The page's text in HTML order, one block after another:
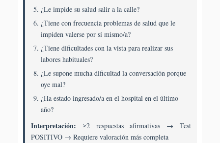
¿Le impide su salud salir a la calle?
¿Tiene con frecuencia problemas de salud que le
impiden valerse por sí mismo/a?
¿Tiene dificultades con la vista para realizar sus
labores habituales?
¿Le supone mucha dificultad la conversación porque
oye mal?
¿Ha estado ingresado/a en el hospital en el último
año?
Interpretación: ≥2 respuestas afirmativas → Test
POSITIVO → Requiere valoración más completa